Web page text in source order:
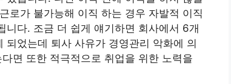
로가 불가능해 이직 하는 경우 자발적 이직
니다. 조금 더 쉽게 얘기하면 회사에서 6개
었는데 퇴사 사유가 경영관리 악화에 의
면 또한 적극적으로 취업을 위한 노력을